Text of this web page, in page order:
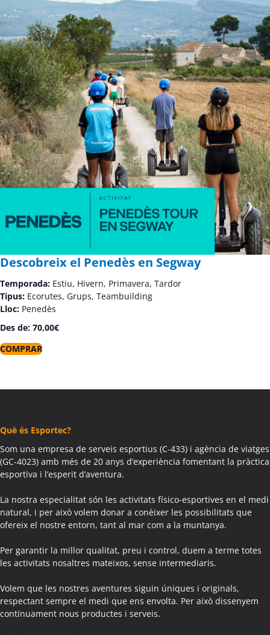
Descobreix el Penedès en Segway
Temporada: Estiu, Hivern, Primavera, Tardor
Tipus: Ecorutes, Grups, Teambuilding
Lloc: Penedès
Des de: 70,00€
COMPRAR
Què és Esportec?
Som una empresa de serveis esportius (C-433) i agència de viatges
(GC-4023) amb més de 20 anys d’experiència fomentant la pràctica
esportiva i l’esperit d’aventura.
La nostra especialitat són les activitats físico-esportives en el medi
natural, i per això volem donar a conèixer les possibilitats que
ofereix el nostre entorn, tant al mar com a la muntanya.
Per garantir la millor qualitat, preu i control, duem a terme totes
les activitats nosaltres mateixos, sense intermediaris.
Volem que les nostres aventures siguin úniques i originals,
respectant sempre el medi que ens envolta. Per això dissenyem
contínuament nous productes i serveis.